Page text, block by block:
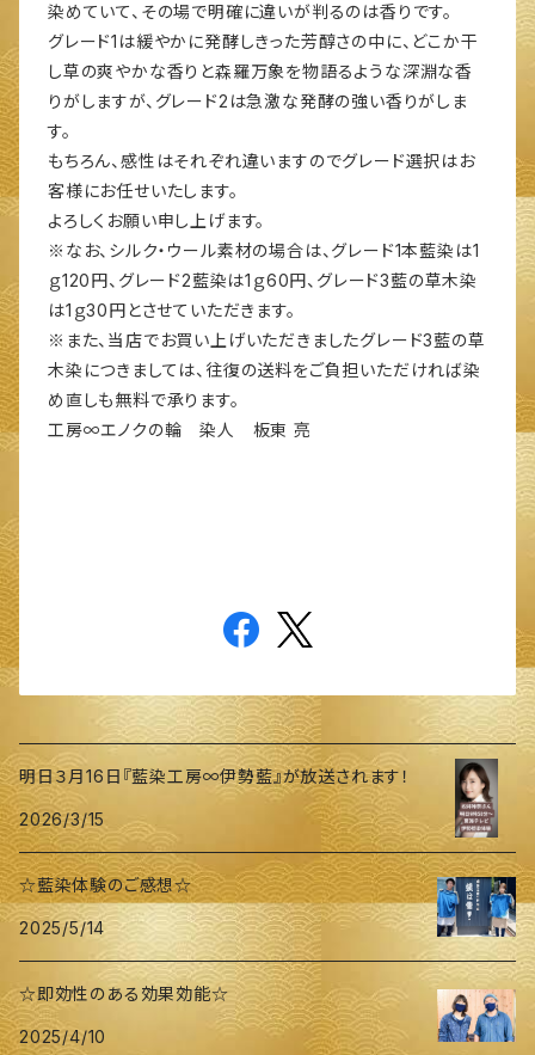
染めていて、その場で明確に違いが判るのは香りです。
グレード1は緩やかに発酵しきった芳醇さの中に、どこか干
し草の爽やかな香りと森羅万象を物語るような深淵な香
りがしますが、グレード2は急激な発酵の強い香りがしま
す。
もちろん、感性はそれぞれ違いますのでグレード選択はお
客様にお任せいたします。
よろしくお願い申し上げます。
※なお、シルク・ウール素材の場合は、グレード1本藍染は1
ｇ120円、グレード2藍染は1ｇ60円、グレード3藍の草木染
は1ｇ30円とさせていただきます。
※また、当店でお買い上げいただきましたグレード3藍の草
木染につきましては、往復の送料をご負担いただければ染
め直しも無料で承ります。
工房∞エノクの輪 染人 板東 亮
明日３月16日『藍染工房∞伊勢藍』が放送されます！
2026/3/15
☆藍染体験のご感想☆
2025/5/14
☆即効性のある効果効能☆
2025/4/10